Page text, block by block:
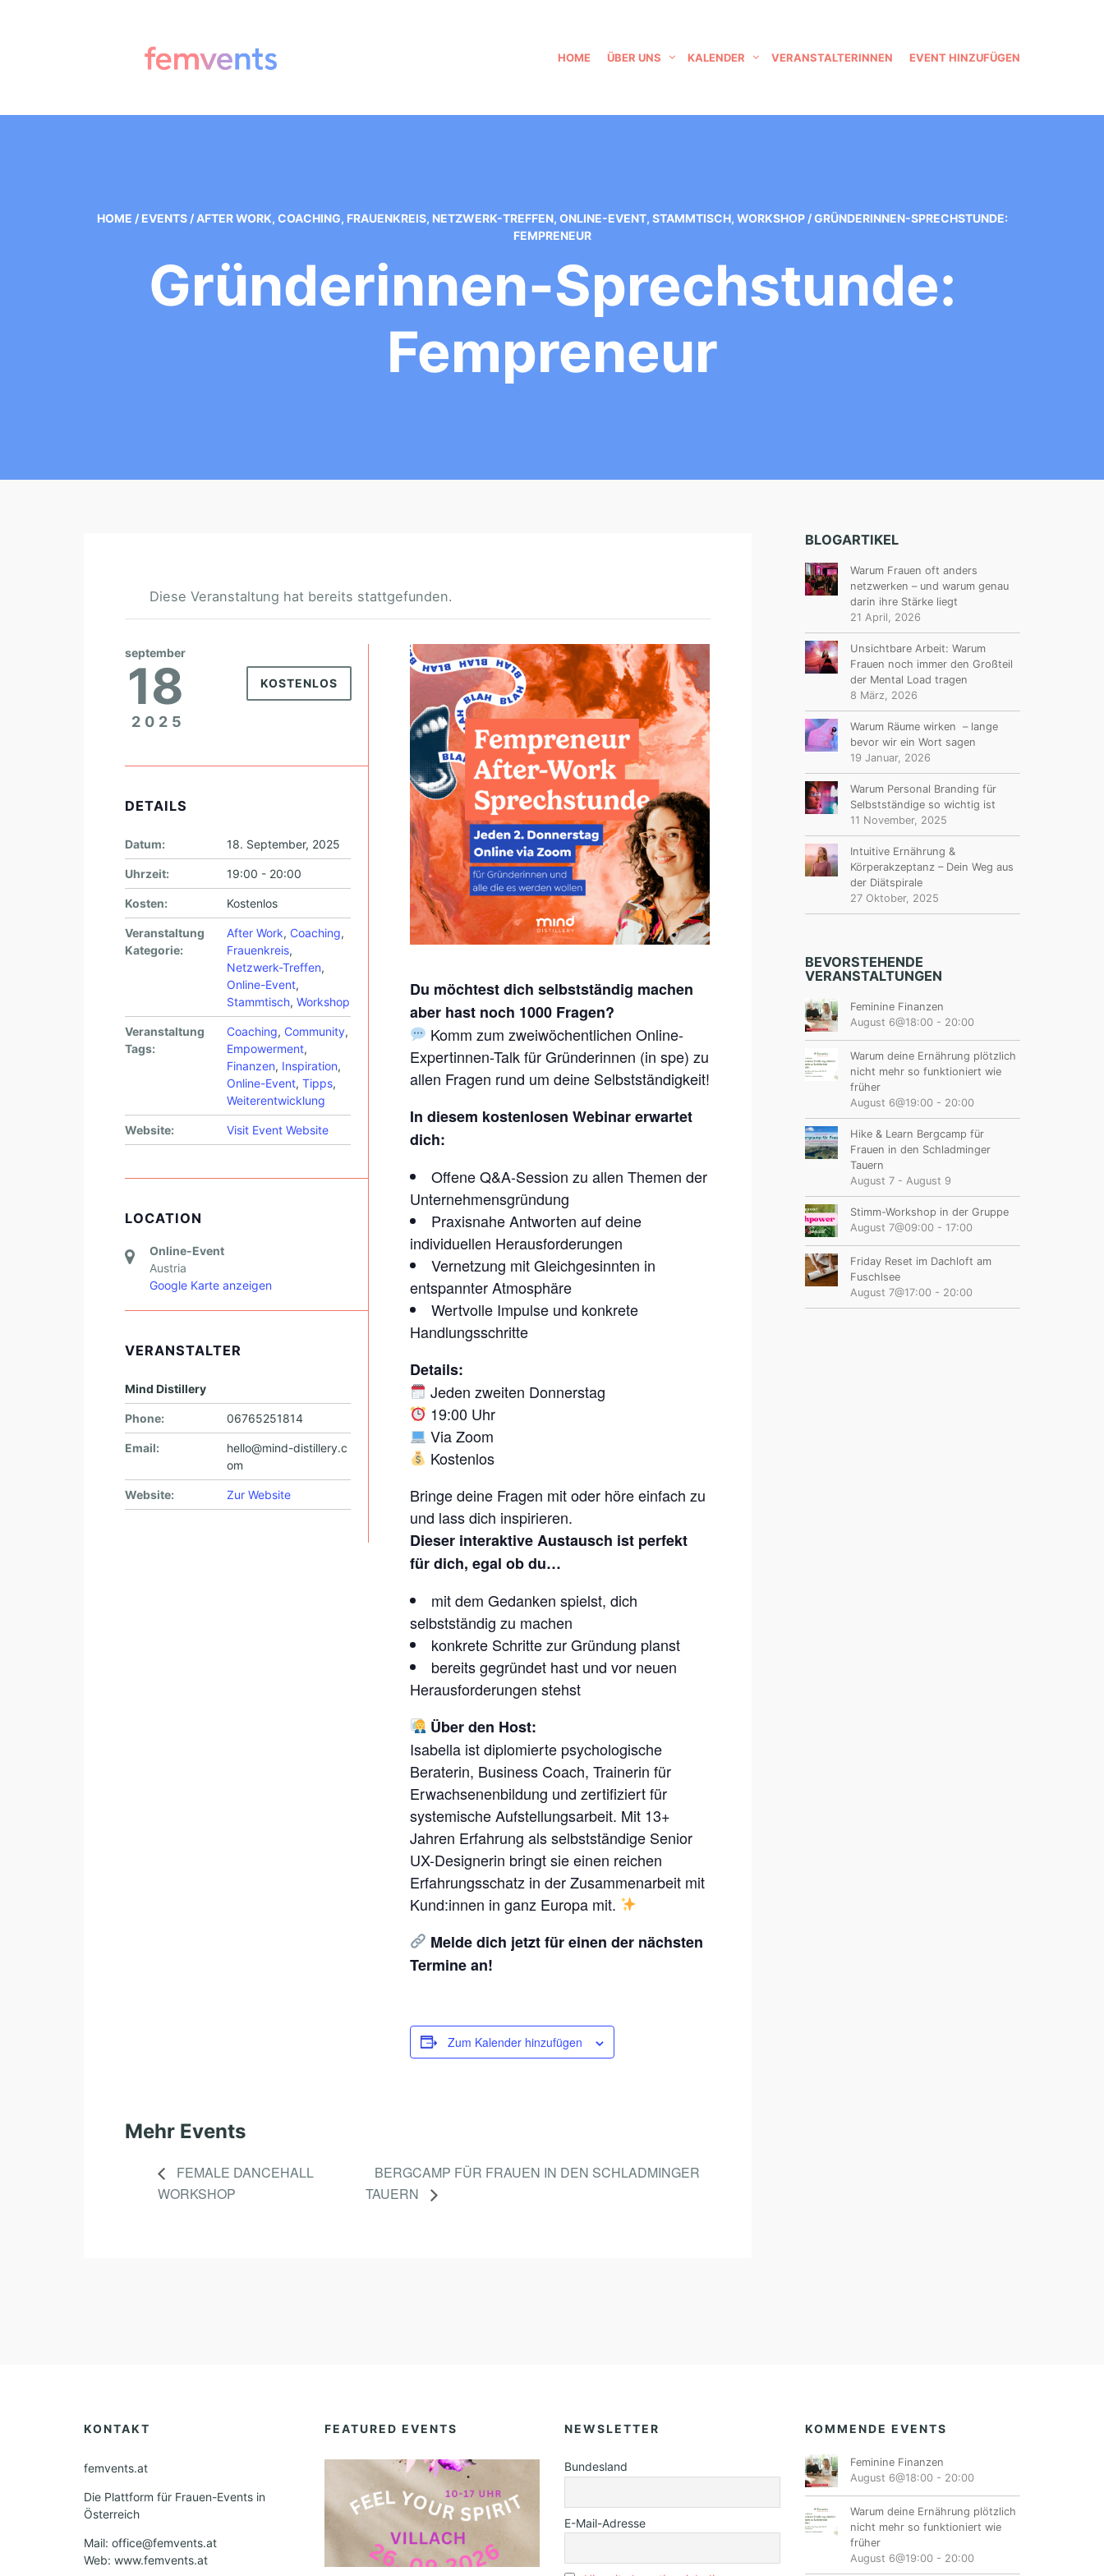
HOME ÜBER UNS KALENDER VERANSTALTERINNEN EVENT HINZUFÜGEN
HOME / EVENTS / AFTER WORK, COACHING, FRAUENKREIS, NETZWERK-TREFFEN, ONLINE-EVENT, STAMMTISCH, WORKSHOP / GRÜNDERINNEN-SPRECHSTUNDE:
FEMPRENEUR
Gründerinnen-Sprechstunde:
Fempreneur
Diese Veranstaltung hat bereits stattgefunden.
G
R
Ü
N
E
R
I
N
N
E
N
-
S
P
R
E
C
S
T
U
N
D
E
:
F
E
M
P
R
E
N
E
U
R
Du möchtest dich selbstständig machen
aber hast noch 1000 Fragen?
Komm zum zweiwöchentlichen Online-
Expertinnen-Talk für Gründerinnen (in spe) zu
allen Fragen rund um deine Selbstständigkeit!
In diesem kostenlosen Webinar erwartet
dich:
Offene Q&A-Session zu allen Themen der
Unternehmensgründung
Praxisnahe Antworten auf deine
individuellen Herausforderungen
Vernetzung mit Gleichgesinnten in
entspannter Atmosphäre
Wertvolle Impulse und konkrete
Handlungsschritte
Details:
Jeden zweiten Donnerstag
19:00 Uhr
Via Zoom
Kostenlos
Bringe deine Fragen mit oder höre einfach zu
und lass dich inspirieren.
Dieser interaktive Austausch ist perfekt
für dich, egal ob du…
mit dem Gedanken spielst, dich
selbstständig zu machen
konkrete Schritte zur Gründung planst
bereits gegründet hast und vor neuen
Herausforderungen stehst
Über den Host:
Isabella ist diplomierte psychologische
Beraterin, Business Coach, Trainerin für
Erwachsenenbildung und zertifiziert für
systemische Aufstellungsarbeit. Mit 13+
Jahren Erfahrung als selbstständige Senior
UX-Designerin bringt sie einen reichen
Erfahrungsschatz in der Zusammenarbeit mit
Kund:innen in ganz Europa mit.
Melde dich jetzt für einen der nächsten
Termine an!
Zum Kalender hinzufügen
september
18
2025
KOSTENLOS
DETAILS
Datum: 18. September, 2025
Uhrzeit: 19:00 - 20:00
Kosten: Kostenlos
Veranstaltung
Kategorie:
After Work, Coaching,
Frauenkreis,
Netzwerk-Treffen,
Online-Event,
Stammtisch, Workshop
Veranstaltung
Tags:
Coaching, Community,
Empowerment,
Finanzen, Inspiration,
Online-Event, Tipps,
Weiterentwicklung
Website: Visit Event Website
LOCATION
Online-Event
Austria
Google Karte anzeigen
VERANSTALTER
Mind Distillery
Phone: 06765251814
Email:
hello@mind-distillery.c
om
Website: Zur Website
Mehr Events
FEMALE DANCEHALL
WORKSHOP
BERGCAMP FÜR FRAUEN IN DEN SCHLADMINGER
TAUERN
BLOGARTIKEL
Warum Frauen oft anders
netzwerken – und warum genau
darin ihre Stärke liegt
21 April, 2026
Unsichtbare Arbeit: Warum
Frauen noch immer den Großteil
der Mental Load tragen
8 März, 2026
Warum Räume wirken – lange
bevor wir ein Wort sagen
19 Januar, 2026
Warum Personal Branding für
Selbstständige so wichtig ist
11 November, 2025
Intuitive Ernährung &
Körperakzeptanz – Dein Weg aus
der Diätspirale
27 Oktober, 2025
BEVORSTEHENDE
VERANSTALTUNGEN
Feminine Finanzen
August 6@18:00- 20:00
Warum deine Ernährung plötzlich
nicht mehr so funktioniert wie
früher
August 6@19:00- 20:00
Hike & Learn Bergcamp für
Frauen in den Schladminger
Tauern
August 7- August 9
Stimm-Workshop in der Gruppe
August 7@09:00- 17:00
Friday Reset im Dachloft am
Fuschlsee
August 7@17:00- 20:00
KONTAKT
femvents.at
Die Plattform für Frauen-Events in
Österreich
Mail: office@femvents.at
Web: www.femvents.at
FEATURED EVENTS NEWSLETTER
Bundesland
E-Mail-Adresse
KOMMENDE EVENTS
Feminine Finanzen
August 6@18:00- 20:00
Warum deine Ernährung plötzlich
nicht mehr so funktioniert wie
früher
August 6@19:00- 20:00